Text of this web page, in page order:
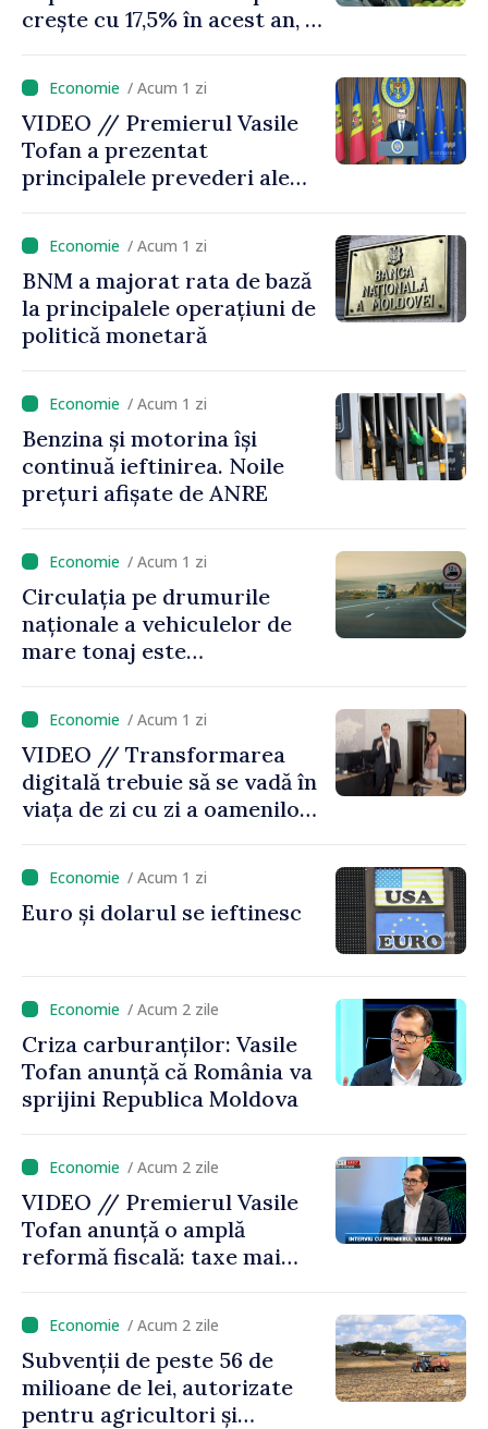
crește cu 17,5% în acest an, în
este estimată în scădere
/ Acum 1 zi
VIDEO // Premierul Vasile
Tofan a prezentat
principalele prevederi ale
2027
/ Acum 1 zi
BNM a majorat rata de bază
la principalele operațiuni de
politică monetară
/ Acum 1 zi
Benzina și motorina își
continuă ieftinirea. Noile
prețuri afișate de ANRE
/ Acum 1 zi
Circulația pe drumurile
naționale a vehiculelor de
mare tonaj este
caniculă
/ Acum 1 zi
VIDEO // Transformarea
digitală trebuie să se vadă în
viața de zi cu zi a oamenilor
funcționează economia:
premierul Vasile Tofan, în
vizită la AGE
/ Acum 1 zi
Euro și dolarul se ieftinesc
/ Acum 2 zile
Criza carburanților: Vasile
Tofan anunță că România va
sprijini Republica Moldova
/ Acum 2 zile
VIDEO // Premierul Vasile
Tofan anunță o amplă
reformă fiscală: taxe mai
mari pentru bănci, tutun și
jocurile de noroc
/ Acum 2 zile
Subvenții de peste 56 de
milioane de lei, autorizate
pentru agricultori și